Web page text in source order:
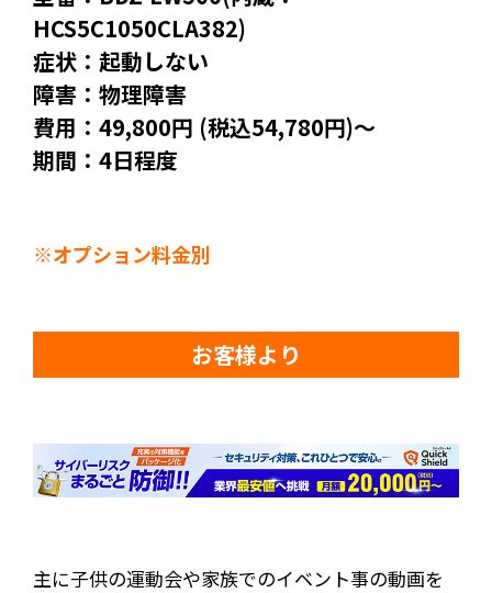
HCS5C1050CLA382)
症状：起動しない
障害：物理障害
費用：49,800円 (税込54,780円)～
期間：4日程度
※オプション料金別
お客様より
主に子供の運動会や家族でのイベント事の動画を